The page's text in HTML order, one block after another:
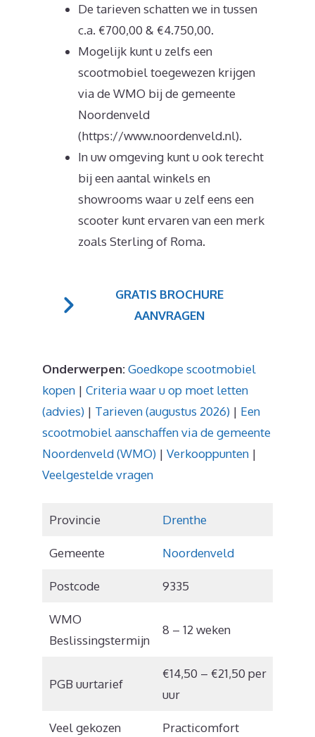
De tarieven schatten we in tussen
c.a. €700,00 & €4.750,00.
Mogelijk kunt u zelfs een
scootmobiel toegewezen krijgen
via de WMO bij de gemeente
Noordenveld
(https://www.noordenveld.nl).
In uw omgeving kunt u ook terecht
bij een aantal winkels en
showrooms waar u zelf eens een
scooter kunt ervaren van een merk
zoals Sterling of Roma.
GRATIS BROCHURE
AANVRAGEN
Onderwerpen:Goedkope scootmobiel
kopen | Criteria waar u op moet letten
(advies) | Tarieven (augustus 2026) | Een
scootmobiel aanschaffen via de gemeente
Noordenveld (WMO) | Verkooppunten |
Veelgestelde vragen
Provincie Drenthe
Gemeente Noordenveld
Postcode 9335
WMO
Beslissingstermijn
8 – 12 weken
PGB uurtarief
€14,50 – €21,50 per
uur
Veel gekozen
Practicomfort